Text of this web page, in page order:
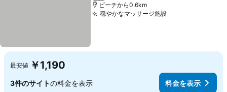
ビーチから0.6km
穏やかなマッサージ施設
最安値 ￥1,190
3件のサイトの料金を表示 料金を表示